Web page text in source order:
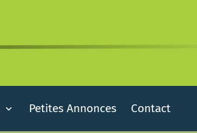
Petites Annonces Contact